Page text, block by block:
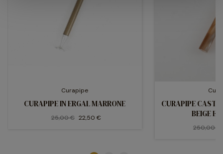
Curapipe
CURAPIPE IN ERGAL MARRONE
25,00 € 22,50 €
CURAPIPE
BEIGE E
250,00 €